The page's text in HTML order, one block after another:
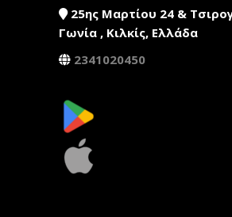
25ης Μαρτίου 24 &
Γωνία , Κιλκίς, Ελλάδα
2341020450